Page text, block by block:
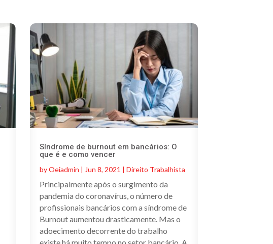
Síndrome de burnout em bancários: O
que é e como vencer
byOeiadmin | Jun 8, 2021 |Direito Trabalhista
Principalmente após o surgimento da
pandemia do coronavírus, o número de
profissionais bancários com a síndrome de
Burnout aumentou drasticamente. Mas o
adoecimento decorrente do trabalho